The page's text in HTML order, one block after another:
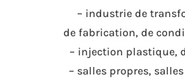
– industrie de
de fabrication, de
– injection plastique,
– salles propres,